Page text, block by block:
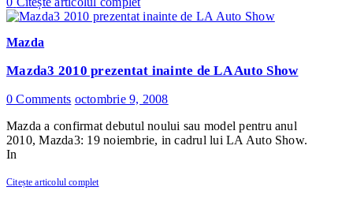
Mazda
Mazda3 2010 prezentat inainte de LA Auto Show
0 Comments octombrie 9, 2008
Mazda a confirmat debutul noului sau model pentru anul
2010, Mazda3: 19 noiembrie, in cadrul lui LA Auto Show.
In
Citește articolul complet